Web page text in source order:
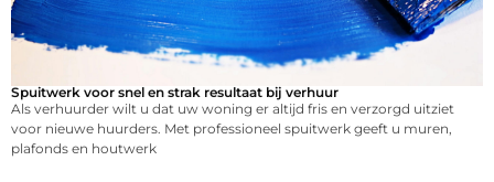
Spuitwerk voor snel en strak resultaat bij verhuur
Als verhuurder wilt u dat uw woning er altijd fris en verzorgd uitziet
voor nieuwe huurders. Met professioneel spuitwerk geeft u muren,
plafonds en houtwerk